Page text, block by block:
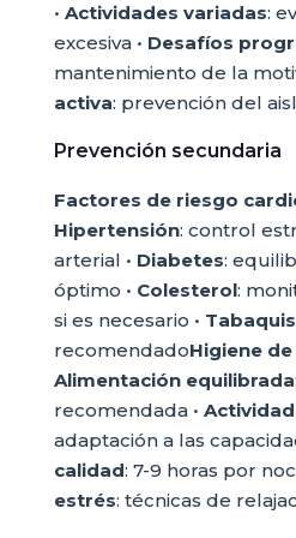
• Actividades variadas:
excesiva • Desafíos
mantenimiento de la
activa: prevención del
Prevención secundaria
Factores de riesgo
Hipertensión: control
arterial • Diabetes:
óptimo • Colesterol:
si es necesario •
recomendadoHigiene
Alimentación equilibrada
recomendada •
adaptación a las
calidad: 7-9 horas por
estrés: técnicas de